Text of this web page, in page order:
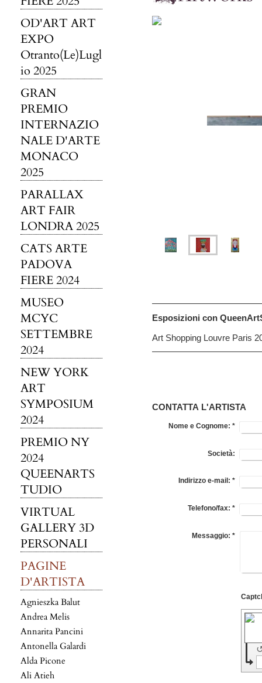
OD'ART ART
EXPO
Otranto(Le)Lugl
io 2025
GRAN
PREMIO
INTERNAZIO
NALE D'ARTE
MONACO
2025
PARALLAX
ART FAIR
LONDRA 2025
CATS ARTE
PADOVA
FIERE 2024
MUSEO
MCYC
SETTEMBRE
2024
NEW YORK
ART
SYMPOSIUM
2024
PREMIO NY
2024
QUEENARTS
TUDIO
VIRTUAL
GALLERY 3D
PERSONALI
PAGINE
D'ARTISTA
Agnieszka Balut
Andrea Melis
Annarita Pancini
Antonella Galardi
Alda Picone
Ali Atieh
Esposizioni con
Art Shopping Louvre Paris
CONTATTA L'ARTISTA
Nome e Cognome: *
Società:
Indirizzo e-mail: *
Telefono/fax: *
Messaggio: *